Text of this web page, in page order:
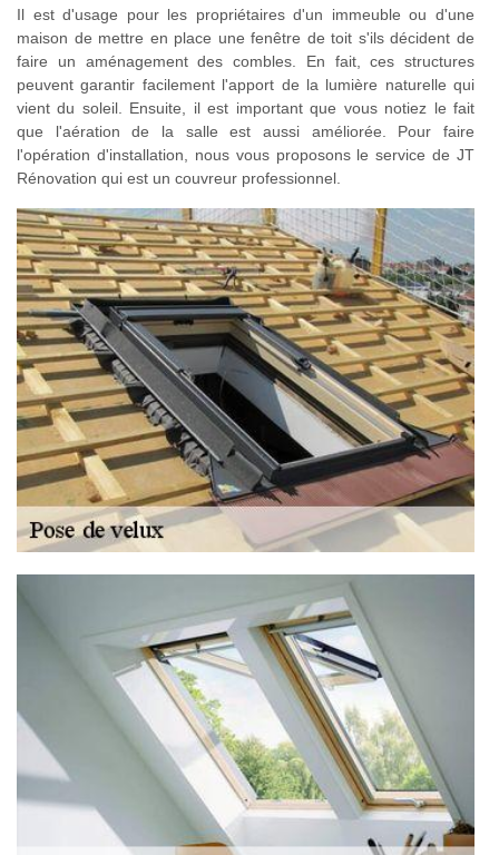
Il est d'usage pour les propriétaires d'un immeuble ou d'une
maison de mettre en place une fenêtre de toit s'ils décident de
faire un aménagement des combles. En fait, ces structures
peuvent garantir facilement l'apport de la lumière naturelle qui
vient du soleil. Ensuite, il est important que vous notiez le fait
que l'aération de la salle est aussi améliorée. Pour faire
l'opération d'installation, nous vous proposons le service de JT
Rénovation qui est un couvreur professionnel.